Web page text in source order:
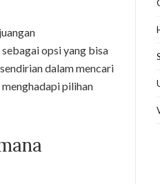
opsi yang bisa
dalam mencari
pilihan